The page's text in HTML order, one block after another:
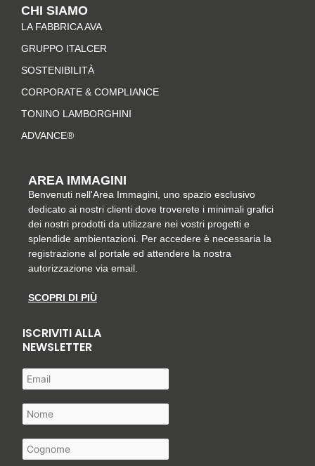
a
g
r
a
m
b
o
o
k
-
f
r
e
t
CHI SIAMO
LA FABBRICA AVA
GRUPPO ITALCER
SOSTENIBILITÀ
CORPORATE & COMPLIANCE
TONINO LAMBORGHINI
ADVANCE®
AREA IMMAGINI
Benvenuti nell'Area Immagini, uno spazio esclusivo
dedicato ai nostri clienti dove troverete i minimali grafici
dei nostri prodotti da utilizzare nei vostri progetti e
splendide ambientazioni. Per accedere è necessaria la
registrazione al portale ed attendere la nostra
autorizzazione via email.
SCOPRI DI PIÙ
ISCRIVITI ALLA
NEWSLETTER